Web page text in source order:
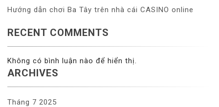
Hướng dẫn chơi Ba Tây trên nhà cái CASINO online
RECENT COMMENTS
Không có bình luận nào để hiển thị.
ARCHIVES
Tháng 7 2025